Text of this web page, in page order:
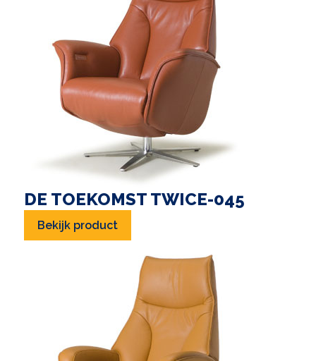
DE TOEKOMST TWICE-045
Bekijk product